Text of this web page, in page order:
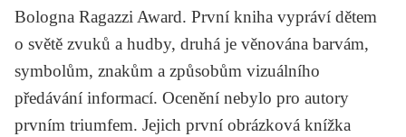
Bologna Ragazzi Award. První kniha vypráví dětem
o světě zvuků a hudby, druhá je věnována barvám,
symbolům, znakům a způsobům vizuálního
předávání informací. Ocenění nebylo pro autory
prvním triumfem. Jejich první obrázková knížka